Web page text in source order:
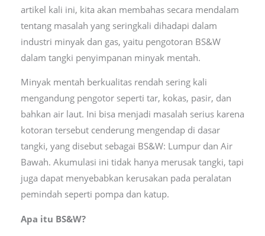
artikel kali ini, kita akan membahas secara mendalam
tentang masalah yang seringkali dihadapi dalam
industri minyak dan gas, yaitu pengotoran BS&W
dalam tangki penyimpanan minyak mentah.
Minyak mentah berkualitas rendah sering kali
mengandung pengotor seperti tar, kokas, pasir, dan
bahkan air laut. Ini bisa menjadi masalah serius karena
kotoran tersebut cenderung mengendap di dasar
tangki, yang disebut sebagai BS&W: Lumpur dan Air
Bawah. Akumulasi ini tidak hanya merusak tangki, tapi
juga dapat menyebabkan kerusakan pada peralatan
pemindah seperti pompa dan katup.
Apa itu BS&W?